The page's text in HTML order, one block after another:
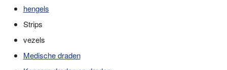
hengels
Strips
vezels
Medische draden